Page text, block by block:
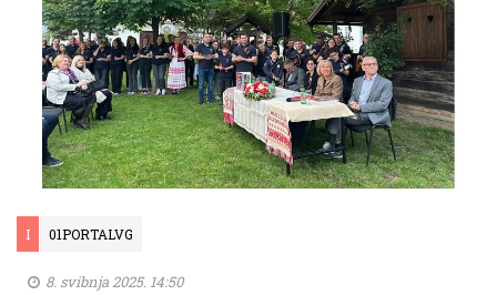
I 01PORTALVG
8. svibnja 2025. 14:50